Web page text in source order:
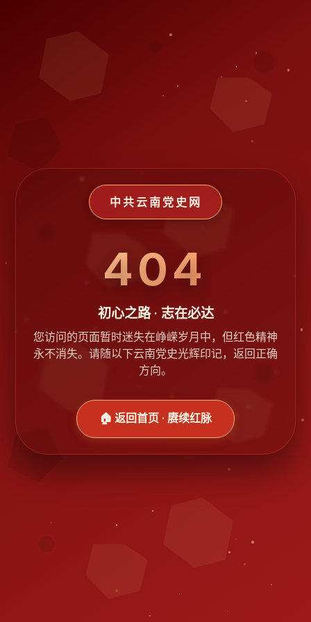
中共云南党史网
404
初心之路 · 志在必达
您访问的页面暂时迷失在峥嵘岁月中，但红色精神
永不消失。请随以下云南党史光辉印记，返回正确
方向。
🏠 返回首页 · 赓续红脉